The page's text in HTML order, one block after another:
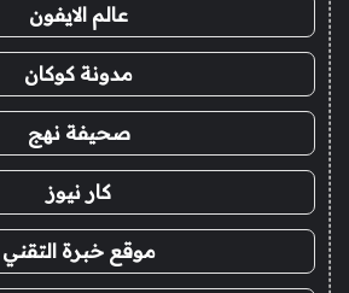
عالم الايفون
مدونة كوكان
صحيفة نهج
كار نيوز
موقع خبرة التقني